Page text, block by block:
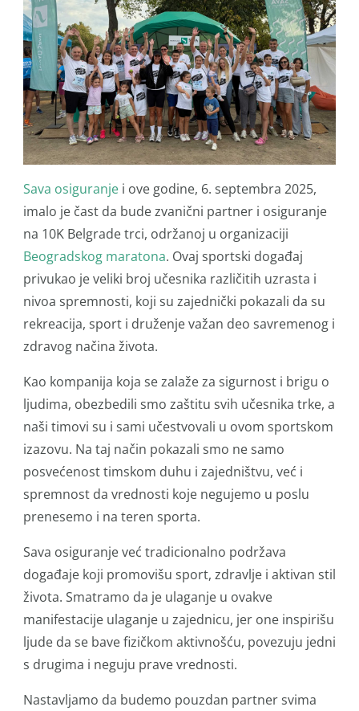
Sava osiguranje i ove godine, 6. septembra 2025,
imalo je čast da bude zvanični partner i osiguranje
na 10K Belgrade trci, održanoj u organizaciji
Beogradskog maratona. Ovaj sportski događaj
privukao je veliki broj učesnika različitih uzrasta i
nivoa spremnosti, koji su zajednički pokazali da su
rekreacija, sport i druženje važan deo savremenog i
zdravog načina života.
Kao kompanija koja se zalaže za sigurnost i brigu o
ljudima, obezbedili smo zaštitu svih učesnika trke, a
naši timovi su i sami učestvovali u ovom sportskom
izazovu. Na taj način pokazali smo ne samo
posvećenost timskom duhu i zajedništvu, već i
spremnost da vrednosti koje negujemo u poslu
prenesemo i na teren sporta.
Sava osiguranje već tradicionalno podržava
događaje koji promovišu sport, zdravlje i aktivan stil
života. Smatramo da je ulaganje u ovakve
manifestacije ulaganje u zajednicu, jer one inspirišu
ljude da se bave fizičkom aktivnošću, povezuju jedni
s drugima i neguju prave vrednosti.
Nastavljamo da budemo pouzdan partner svima